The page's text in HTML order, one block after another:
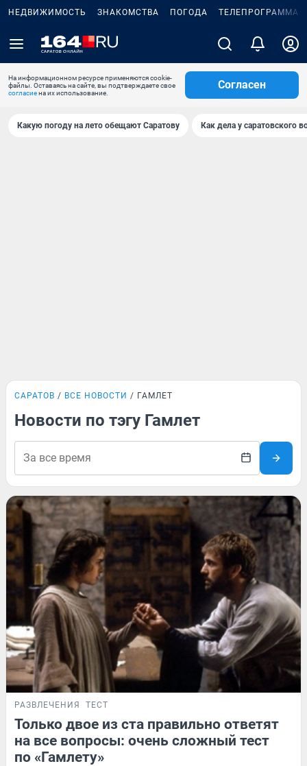
НЕДВИЖИМОСТЬ ЗНАКОМСТВА ПОГОДА ТЕЛЕПРОГРАММА
На информационном ресурсе применяются cookie-
файлы. Оставаясь на сайте, вы подтверждаете свое
согласиена их использование.
Согласен
Какую погоду на лето обещают Саратову Как дела у саратовского
САРАТОВ ВСЕ НОВОСТИ ГАМЛЕТ
Новости по тэгу Гамлет
РАЗВЛЕЧЕНИЯ ТЕСТ
Только двое из ста правильно ответят
на все вопросы: очень сложный тест
по «Гамлету»